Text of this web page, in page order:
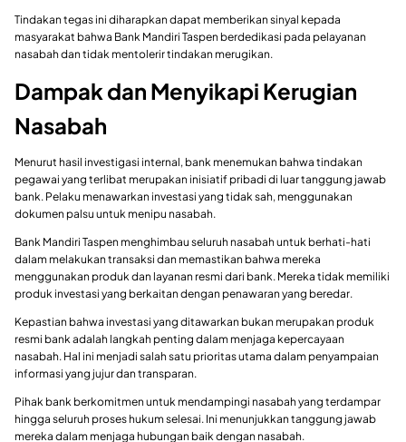
Tindakan tegas ini diharapkan dapat memberikan sinyal kepada
masyarakat bahwa Bank Mandiri Taspen berdedikasi pada pelayanan
nasabah dan tidak mentolerir tindakan merugikan.
Dampak dan Menyikapi Kerugian
Nasabah
Menurut hasil investigasi internal, bank menemukan bahwa tindakan
pegawai yang terlibat merupakan inisiatif pribadi di luar tanggung jawab
bank. Pelaku menawarkan investasi yang tidak sah, menggunakan
dokumen palsu untuk menipu nasabah.
Bank Mandiri Taspen menghimbau seluruh nasabah untuk berhati-hati
dalam melakukan transaksi dan memastikan bahwa mereka
menggunakan produk dan layanan resmi dari bank. Mereka tidak memiliki
produk investasi yang berkaitan dengan penawaran yang beredar.
Kepastian bahwa investasi yang ditawarkan bukan merupakan produk
resmi bank adalah langkah penting dalam menjaga kepercayaan
nasabah. Hal ini menjadi salah satu prioritas utama dalam penyampaian
informasi yang jujur dan transparan.
Pihak bank berkomitmen untuk mendampingi nasabah yang terdampar
hingga seluruh proses hukum selesai. Ini menunjukkan tanggung jawab
mereka dalam menjaga hubungan baik dengan nasabah.